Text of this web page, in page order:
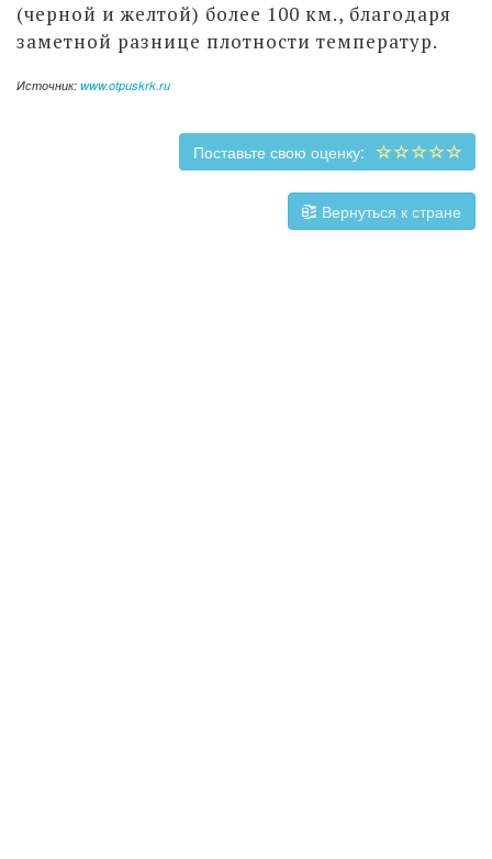
(черной и желтой) более 100 км., благодаря
заметной разнице плотности температур.
Источник: www.otpuskrk.ru
Поставьте свою оценку:
Вернуться к стране